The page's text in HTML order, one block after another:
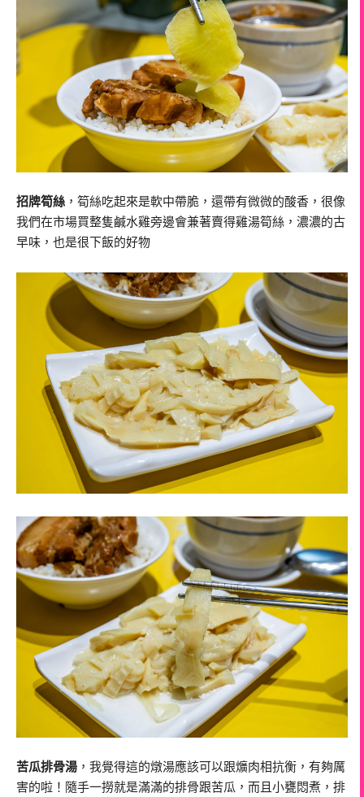
招牌筍絲 ，筍絲吃起來是軟中帶脆，還帶有微微的酸香，很像
我們在市場買整隻鹹水雞旁邊會兼著賣得雞湯筍絲，濃濃的古
早味，也是很下飯的好物
苦瓜排骨湯 ，我覺得這的燉湯應該可以跟爌肉相抗衡，有夠厲
害的啦！隨手一撈就是滿滿的排骨跟苦瓜，而且小甕悶煮，排